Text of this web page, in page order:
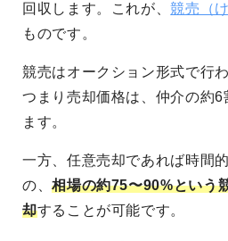
回収します。これが、競売（
ものです。
競売はオークション形式で行
つまり売却価格は、仲介の約
ます。
一方、任意売却であれば時間
の、相場の約75〜90%という
却することが可能です。